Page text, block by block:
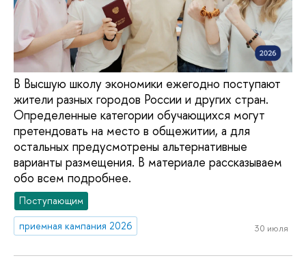
В Высшую школу экономики ежегодно поступают
жители разных городов России и других стран.
Определенные категории обучающихся могут
претендовать на место в общежитии, а для
остальных предусмотрены альтернативные
варианты размещения. В материале рассказываем
обо всем подробнее.
Поступающим
приемная кампания 2026
30 июля